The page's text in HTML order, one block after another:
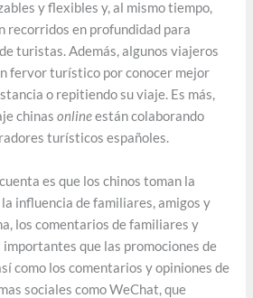
y flexibles y, al mismo tiempo,
recorridos en profundidad para
turistas. Además, algunos viajeros
fervor turístico por conocer mejor
o repitiendo su viaje. Es más,
chinasonlineestán colaborando
turísticos españoles.
es que los chinos toman la
influencia de familiares, amigos y
los comentarios de familiares y
importantes que las promociones de
como los comentarios y opiniones de
sociales como WeChat, que